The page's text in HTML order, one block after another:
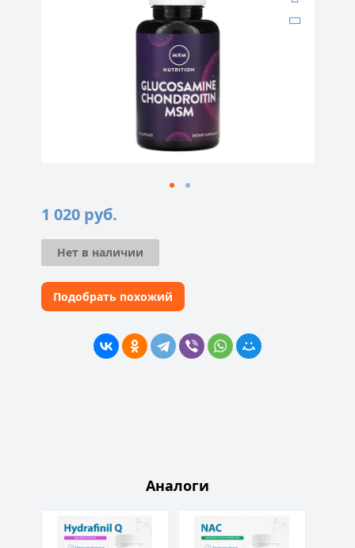
1 020 руб.
Нет в наличии
Подобрать похожий
Аналоги